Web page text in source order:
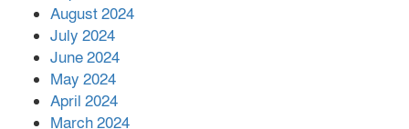
August 2024
July 2024
June 2024
May 2024
April 2024
March 2024